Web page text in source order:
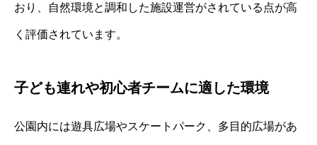
おり、自然環境と調和した施設運営がされている点が高
く評価されています。
子ども連れや初心者チームに適した環境
公園内には遊具広場やスケートパーク、多目的広場があ